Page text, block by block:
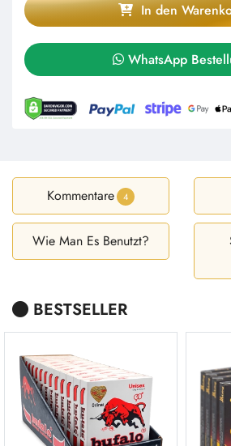
In den
WhatsApp
Kommentare 4
Wie Man Es Benutzt?
BESTSELLER